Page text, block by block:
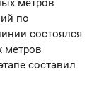
метров
по
состоялся
метров
составил